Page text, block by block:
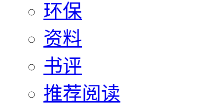
环保
资料
书评
推荐阅读